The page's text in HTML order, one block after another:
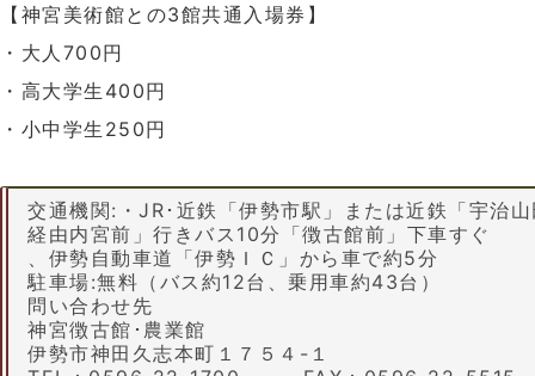
【神宮美術館との3館共通入場券】
・大人700円
・高大学生400円
・小中学生250円
交通機関:・JR･近鉄「伊勢市駅」または近鉄「宇治
経由内宮前」行きバス10分「徴古館前」下車すぐ
、伊勢自動車道「伊勢ＩＣ」から車で約5分
駐車場:無料（バス約12台、乗用車約43台）
問い合わせ先
神宮徴古館･農業館
伊勢市神田久志本町１７５４-１